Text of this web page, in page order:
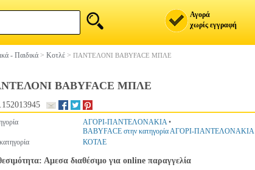
Αγορά
χωρίς εγγραφή
- Παιδικά > Κοτλέ > ΠΑΝΤΕΛΟΝΙ BABYFACE ΜΠΛΕ
BABYFACE ΜΠΛΕ
ΑΓΟΡΙ-ΠΑΝΤΕΛΟΝΑΚΙΑ•
BABYFACE στην κατηγορία ΑΓΟΡΙ-ΠΑΝΤΕΛΟΝΑΚΙΑ
ΚΟΤΛΕ
Αμεσα διαθέσιμο για online παραγγελία